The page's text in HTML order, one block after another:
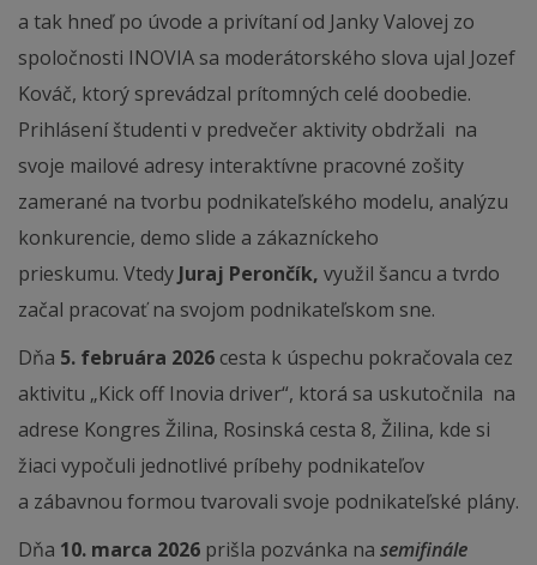
a tak hneď po úvode a privítaní od Janky Valovej zo
spoločnosti INOVIA sa moderátorského slova ujal Jozef
Kováč, ktorý sprevádzal prítomných celé doobedie.
Prihlásení študenti v predvečer aktivity obdržali na
svoje mailové adresy interaktívne pracovné zošity
zamerané na tvorbu podnikateľského modelu, analýzu
konkurencie, demo slide a zákazníckeho
prieskumu. Vtedy Juraj Perončík, využil šancu a tvrdo
začal pracovať na svojom podnikateľskom sne.
Dňa 5. februára 2026 cesta k úspechu pokračovala cez
aktivitu „Kick off Inovia driver“, ktorá sa uskutočnila na
adrese Kongres Žilina, Rosinská cesta 8, Žilina, kde si
žiaci vypočuli jednotlivé príbehy podnikateľov
a zábavnou formou tvarovali svoje podnikateľské plány.
Dňa 10. marca 2026 prišla pozvánka na semifinále